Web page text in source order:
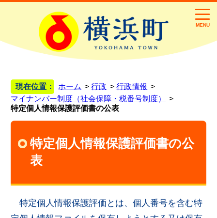
MENU
現在位置： ホーム 行政
行政情報
マイナンバー制度（社会保障・税番号制度）
特定個人情報保護評価書の公表
特定個人情報保護評価書の公
表
特定個人情報保護評価とは、個人番号を含む特